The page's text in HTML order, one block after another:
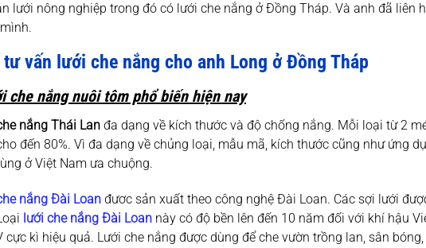
lưới nông nghiệp trong đó có lưới che nắng ở Đồng Tháp. Và anh đã liên
vấn lưới che nắng cho anh Long ở Đồng Tháp
che nắng nuôi tôm phổ biến hiện nay
nắng Thái Lanđa dạng về kích thước và độ chống nắng. Mỗi loại từ 2
đến 80%. Vì đa dạng về chủng loại, mẫu mã, kích thước cũng như ứng
ở Việt Nam ưa chuộng.
nắng Đài Loanđươc sản xuất theo công nghệ Đài Loan. Các sợi lưới
lưới che nắng Đài Loannày có độ bền lên đến 10 năm đối với khí hậu
cực kì hiệu quả. Lưới che nắng được dùng để che vườn trồng lan, sân